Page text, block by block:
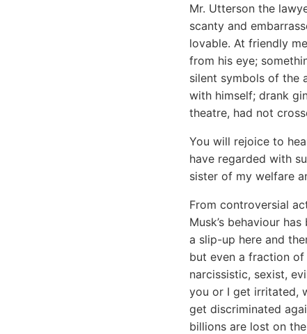
Mr. Utterson the
scanty and
lovable. At friendly
from his eye;
silent symbols of the
with himself; drank
theatre, had not
You will rejoice to
have regarded with
sister of my welfare
From controversial
Musk’s behaviour
a slip-up here and
but even a fraction of
narcissistic, sexist,
you or I get irritated,
get discriminated
billions are lost on the